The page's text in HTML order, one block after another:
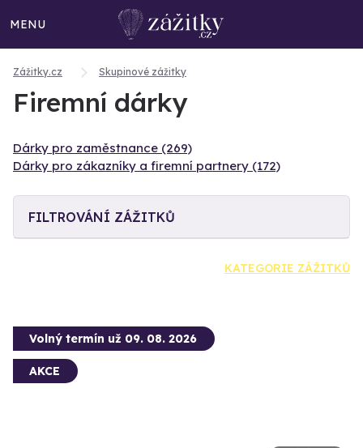
MENU
Zážitky.cz Skupinové zážitky
Firemní dárky
Dárky pro zaměstnance (269)
Dárky pro zákazníky a firemní partnery (172)
FILTROVÁNÍ ZÁŽITKŮ
KATEGORIE ZÁŽITKŮ
Volný termín už 09. 08. 2026
AKCE